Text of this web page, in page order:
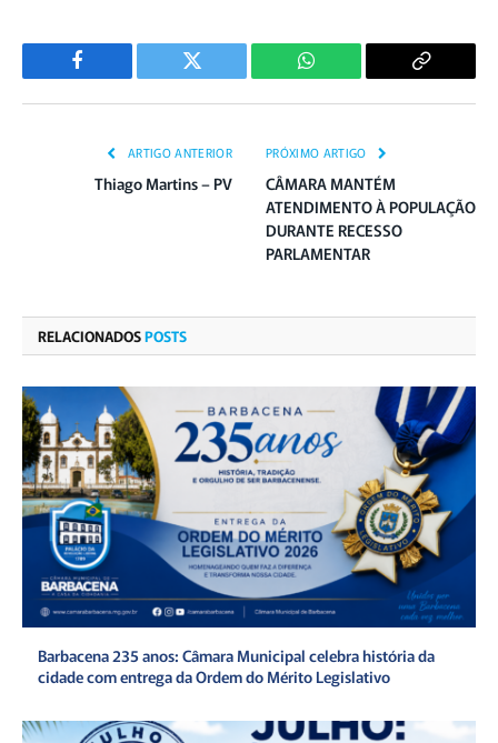
Facebook Twitter WhatsApp
Copiar
ARTIGO ANTERIOR
Thiago Martins – PV
PRÓXIMO ARTIGO
CÂMARA MANTÉM
ATENDIMENTO À POPULAÇÃO
DURANTE RECESSO
PARLAMENTAR
RELACIONADOSPOSTS
Barbacena 235 anos: Câmara Municipal celebra história da
cidade com entrega da Ordem do Mérito Legislativo